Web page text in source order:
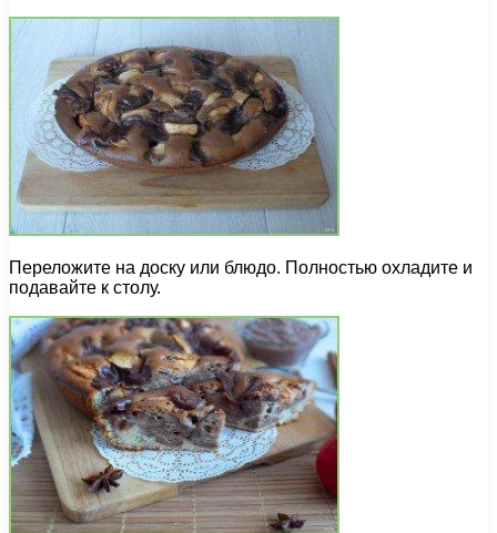
Переложите на доску или блюдо. Полностью охладите и
подавайте к столу.